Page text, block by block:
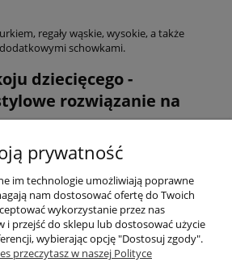
regały wąskie, wysokie, a także
schowkami.
dziecięcego -
rozwiązanie na
modele, jak i nowoczesne projekty z
meble do pozostałych elementów
ofertę i wybierz idealny regał do
Pomoc
prywatność
im technologie umożliwiają poprawne
nam dostosować ofertę do Twoich
wykorzystanie przez nas
i przejść do sklepu lub dostosować użycie
wybierając opcję "Dostosuj zgody".
przeczytasz w naszej Polityce